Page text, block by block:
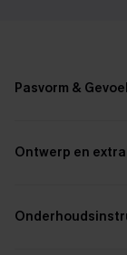
Pasvorm & Gevoel
Ontwerp en